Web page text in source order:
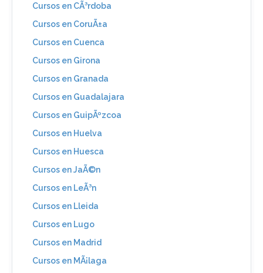
Cursos en CÃ³rdoba
Cursos en CoruÃ±a
Cursos en Cuenca
Cursos en Girona
Cursos en Granada
Cursos en Guadalajara
Cursos en GuipÃºzcoa
Cursos en Huelva
Cursos en Huesca
Cursos en JaÃ©n
Cursos en LeÃ³n
Cursos en Lleida
Cursos en Lugo
Cursos en Madrid
Cursos en MÃ¡laga